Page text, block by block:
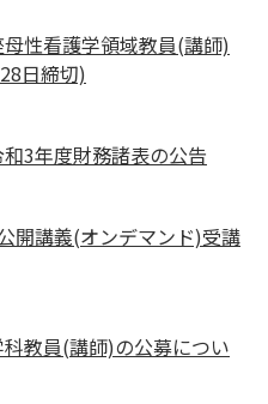
性看護学領域教員(講師)
日締切)
3年度財務諸表の公告
開講義(オンデマンド)受講
教員(講師)の公募につい